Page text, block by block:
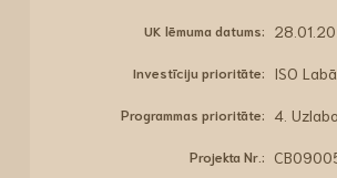
UK lēmuma datums:
Investīciju prioritāte: ISO
Programmas prioritāte: 4.
Projekta Nr.: